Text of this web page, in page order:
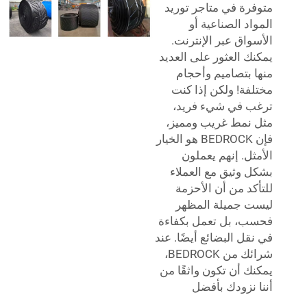
متوفرة في متاجر توريد
المواد الصناعية أو
الأسواق عبر الإنترنت.
يمكنك العثور على العديد
منها بتصاميم وأحجام
مختلفة! ولكن إذا كنت
ترغب في شيء فريد،
مثل نمط غريب ومميز،
فإن BEDROCK هو الخيار
الأمثل. إنهم يعملون
بشكل وثيق مع العملاء
للتأكد من أن الأحزمة
ليست جميلة المظهر
فحسب، بل تعمل بكفاءة
في نقل البضائع أيضًا. عند
شرائك من BEDROCK،
يمكنك أن تكون واثقًا من
أننا نزودك بأفضل